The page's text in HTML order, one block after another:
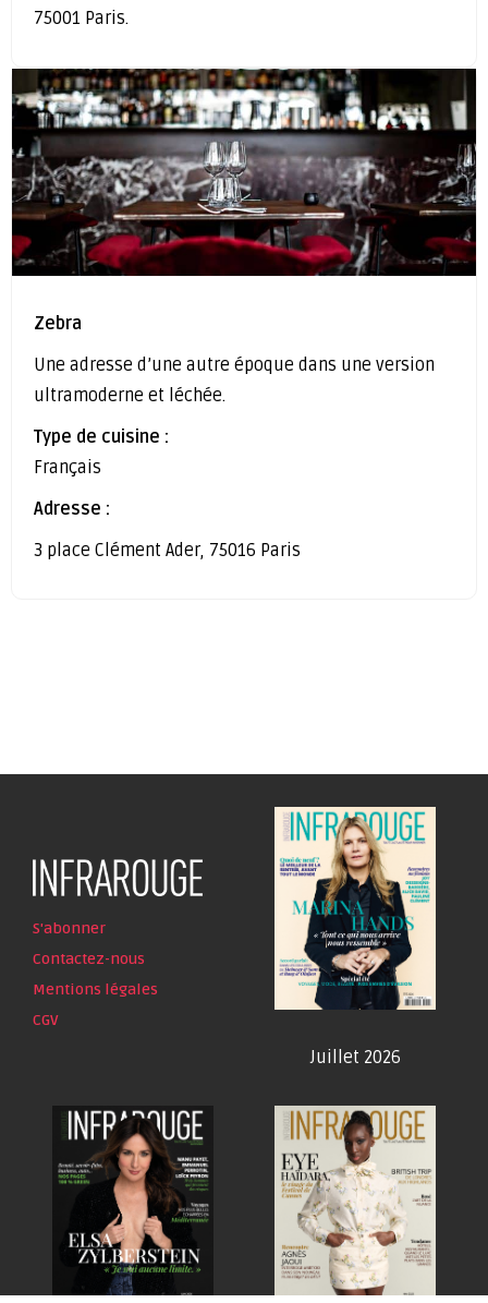
75001 Paris.
Zebra
Une adresse d’une autre époque dans une version
ultramoderne et léchée.
Type de cuisine :
Français
Adresse :
3 place Clément Ader, 75016 Paris
S'abonner
Contactez-nous
Mentions légales
CGV
Juillet 2026